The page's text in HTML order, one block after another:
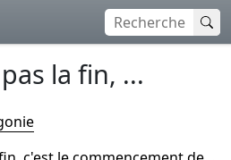
la fin, ...